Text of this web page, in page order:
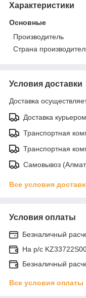
Характеристики
Основные
Производитель
Страна
Условия доставки
Доставка
Доставка курьером
Транспортная
Транспортная
Самовывоз
Все условия
Условия оплаты
Безналичный
На р/c
Безналичный
Все условия оплаты